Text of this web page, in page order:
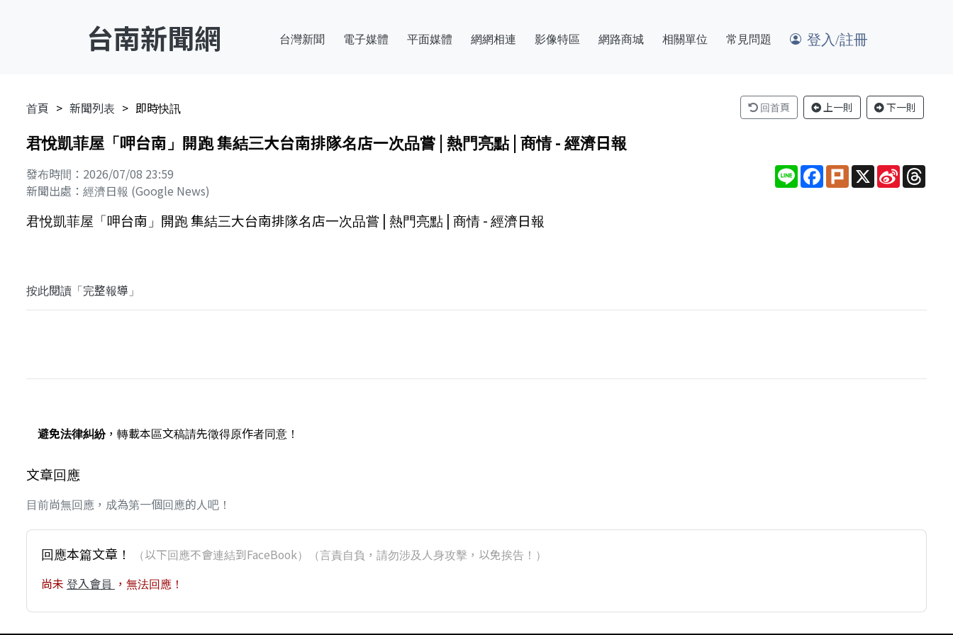
台南新聞網 台灣新聞 電子媒體 平面媒體 網網相連 影像特區 網路商城 相關單位 常見問題 登入/註冊
首頁 新聞列表 即時快訊 回首頁 上一則 下一則
君悅凱菲屋「呷台南」開跑 集結三大台南排隊名店一次品嘗 | 熱門亮點 | 商情 - 經濟日報
發布時間：2026/07/08 23:59
新聞出處：經濟日報 (Google News)
Line Facebook
PlurkX Sina
Weibo
君悅凱菲屋「呷台南」開跑 集結三大台南排隊名店一次品嘗 | 熱門亮點 | 商情 - 經濟日報
按此閱讀「完整報導」
避免法律糾紛，轉載本區文稿請先徵得原作者同意！
文章回應
目前尚無回應，成為第一個回應的人吧！
回應本篇文章！ （以下回應不會連結到FaceBook）（言責自負，請勿涉及人身攻擊，以免挨告！）
尚未 登入會員 ，無法回應！